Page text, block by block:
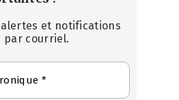
alertes et notifications
par courriel.